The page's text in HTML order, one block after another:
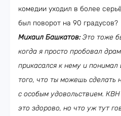
комедии уходил в более
был поворот на 90 градусов?
Михаил Башкатов:Это тоже
когда я просто пробовал
прикасался к нему и
того, что ты можешь сделать
с особым удовольствием.
это здорово, но что уж тут